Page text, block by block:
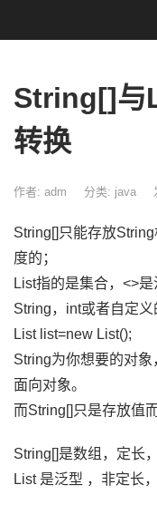
String[]与
转换
作者: adm 分类: java
String[]只能存放
度的；
List指的是集合，<>
String，int或者自定义
Listlist=new List();
String为你想要的对
面向对象。
而String[]只是存放值
String[]是数组，定长
List是泛型 ，非定长